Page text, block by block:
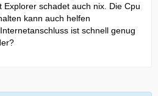
Explorer schadet auch nix. Die Cpu
kann auch helfen
ist schnell genug